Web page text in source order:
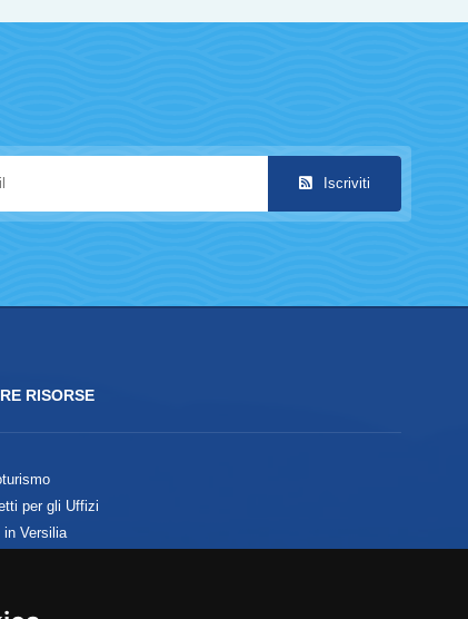
Iscriviti
RISORSE
per gli Uffizi
in Versilia